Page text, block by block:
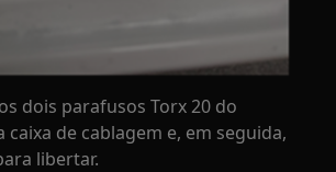
dois parafusos Torx 20 do
caixa de cablagem e, em seguida,
libertar.